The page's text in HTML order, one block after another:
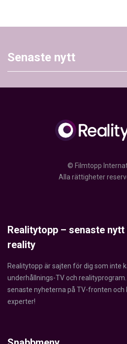
Senaste nytt
© Filmtopp
Alla rättigheter
Realitytopp – senaste nytt
reality
Realitytopp är sajten för dig som inte
underhållnings-TV och
senaste nyheterna på TV-fronten och
experter!